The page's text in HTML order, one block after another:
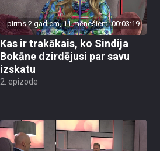
pirms 2 gadiem, 11 mēnešiem 00:03:19
Kas ir trakākais, ko Sindija
Bokāne dzirdējusi par savu
izskatu
2. epizode